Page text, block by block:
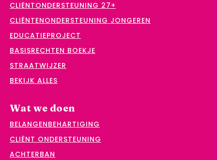
CLIËNTONDERSTEUNING 27+
CLIËNTENONDERSTEUNING JONGEREN
EDUCATIEPROJECT
BASISRECHTEN BOEKJE
STRAATWIJZER
BEKIJK ALLES
Wat we doen
BELANGENBEHARTIGING
CLIËNT ONDERSTEUNING
ACHTERBAN